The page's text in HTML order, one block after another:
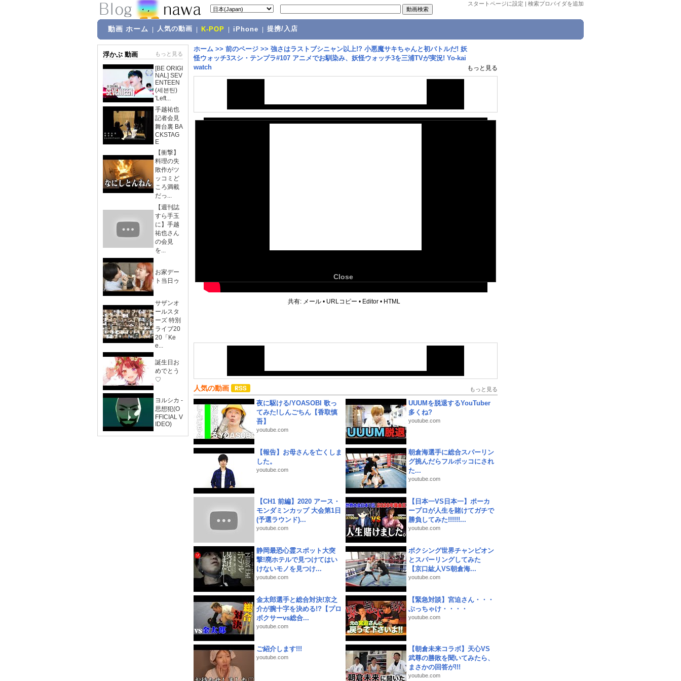
スタートページに設定 | 検索プロバイダを追加
動画 ホーム 人気の動画 K-POP iPhone 提携/入店
浮かぶ 動画 もっと見る
[BE ORIGI
NAL] SEV
ENTEEN
(세븐틴)
'Left...
手越祐也
記者会見
舞台裏 BA
CKSTAG
E
【衝撃】
料理の失
敗作がツ
ッコミど
ころ満載
だっ...
【週刊誌
すら手玉
に】手越
祐也さん
の会見
を...
お家デー
ト当日ゥ
サザンオ
ールスタ
ーズ 特別
ライブ20
20「Ke
e...
誕生日お
めでとう
♡
ヨルシカ -
思想犯(O
FFICIAL V
IDEO)
ホーム >> 前のページ >> 強さはラストブシニャン以上!? 小悪魔サキちゃんと初バトルだ! 妖
怪ウォッチ3スシ・テンプラ#107 アニメでお馴染み、妖怪ウォッチ3を三浦TVが実況! Yo-kai
watch
もっと見る
Close
共有: メール • URLコピー • Editor • HTML
人気の動画 もっと見る
夜に駆ける/YOASOBI 歌っ
てみた!しんごちん【香取慎
吾】
youtube.com
UUUMを脱退するYouTuber
多くね?
youtube.com
【報告】お母さんを亡くしま
した。
youtube.com
朝倉海選手に総合スパーリン
グ挑んだらフルボッコにされ
た...
youtube.com
【CH1 前編】2020 アース・
モンダミンカップ 大会第1日
(予選ラウンド)...
youtube.com
【日本一VS日本一】ポーカ
ープロが人生を賭けてガチで
勝負してみた!!!!!!...
youtube.com
静岡最恐心霊スポット大突
撃!廃ホテルで見つけてはい
けないモノを見つけ...
youtube.com
ボクシング世界チャンピオン
とスパーリングしてみた
【京口紘人VS朝倉海...
youtube.com
金太郎選手と総合対決!京之
介が腕十字を決める!?【プロ
ボクサーvs総合...
youtube.com
【緊急対談】宮迫さん・・・
ぶっちゃけ・・・・
youtube.com
ご紹介します!!!
youtube.com
【朝倉未来コラボ】天心VS
武尊の勝敗を聞いてみたら、
まさかの回答が!!!
youtube.com